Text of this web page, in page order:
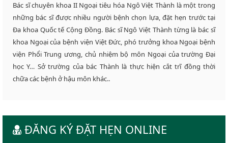
Bác sĩ chuyên khoa II Ngoại tiêu hóa Ngô Việt Thành là một trong
những bác sĩ được nhiều người bệnh chọn lựa, đặt hẹn trước tại
Đa khoa Quốc tế Cộng Đồng. Bác sĩ Ngô Việt Thành từng là bác sĩ
khoa Ngoại của bệnh viện Việt Đức, phó trưởng khoa Ngoại bệnh
viện Phổi Trung ương, chủ nhiệm bộ môn Ngoại của trường Đại
học Y… Sở trường của bác Thành là thực hiện cắt trĩ đồng thời
chữa các bệnh ở hậu môn khác..
ĐĂNG KÝ ĐẶT HẸN ONLINE